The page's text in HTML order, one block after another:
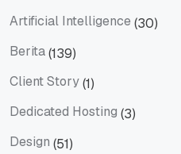
Artificial Intelligence (30)
Berita(139)
Client Story(1)
Dedicated Hosting (3)
Design (51)